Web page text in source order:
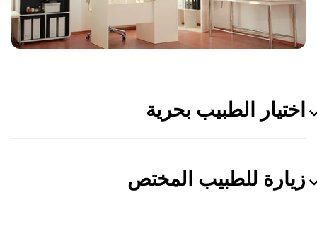
اختيار الطبيب بحرية
زيارة للطبيب المختص